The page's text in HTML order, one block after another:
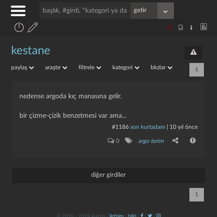
kestane
paylaş araştır filtrele kategori bkzlar 1
nedense argoda kıç manasına gelir.
bir çizme-çizik benzetmesi var ama...
#1186 son kurtadam 10 yıl önce
0 argo terim
diğer girdiler
1
© 2016 - 2024 kulzos | iletişim| bilgi| | |